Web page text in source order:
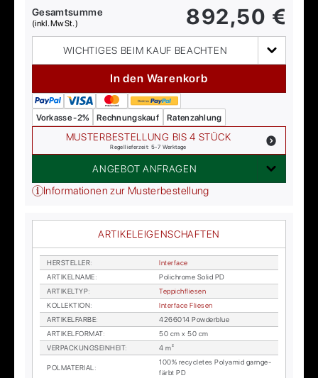
Gesamtsumme
(inkl. MwSt.) 892,50 €
WICHTIGES BEIM KAUF BEACHTEN
In den Warenkorb
Vorkasse -2% Rechnungskauf Ratenzahlung
MUSTERBESTELLUNG BIS 4 STÜCK
Regellieferzeit: 5-7 Werktage
ANGEBOT ANFRAGEN
Informationen zur Musterbestellung
ARTIKELEIGENSCHAFTEN
HER­STEL­LER:
In­ter­face
AR­TI­KEL­NA­ME:
Po­lichro­me So­lid PD
AR­TI­KEL­TYP:
Tep­pich­flie­sen
KOL­LEK­TI­ON:
In­ter­face Flie­sen
AR­TI­KEL­FAR­BE:
4266014 Pow­derblue
AR­TI­KEL­FOR­MAT:
50 cm x 50 cm
VER­PA­CKUNGS­EIN­HEIT: 4 m²
POL­MA­TE­RI­AL :
100% re­cy­cle­tes Po­ly­amid garn­ge­
färbt PD